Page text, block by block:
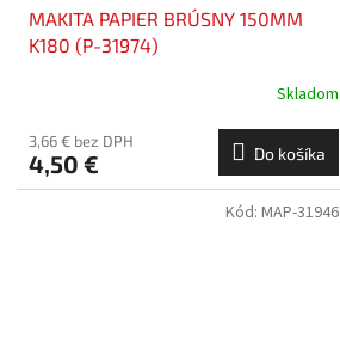
MAKITA PAPIER BRÚSNY 150MM
K180 (P-31974)
Skladom
3,66 € bez DPH
4,50 € Do košíka
Kód: MAP-31946